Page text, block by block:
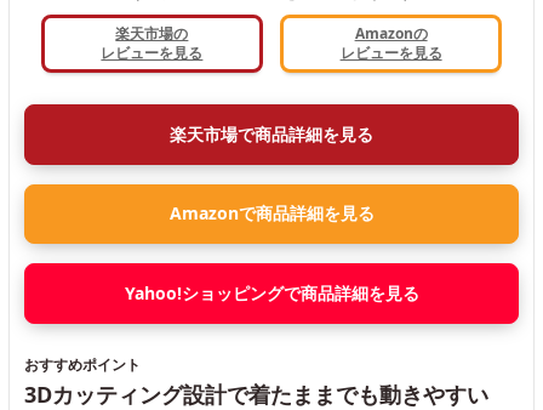
楽天市場の
レビューを見る
Amazonの
レビューを見る
楽天市場で商品詳細を見る
Amazonで商品詳細を見る
Yahoo!ショッピングで商品詳細を見る
おすすめポイント
3Dカッティング設計で着たままでも動きやすい